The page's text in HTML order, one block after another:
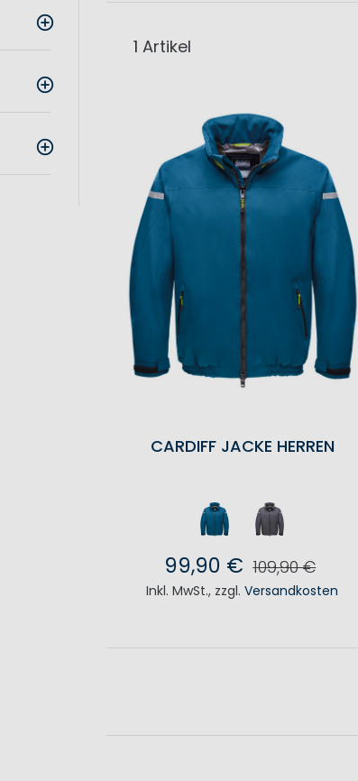
1 Artikel
CARDIFF JACKE HERREN
99,90 € 109,90 €
Inkl. MwSt., zzgl.Versandkosten